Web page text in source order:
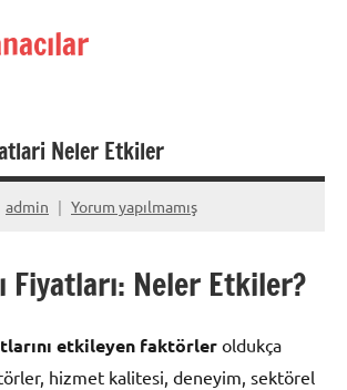
Neler Etkiler
admin Yorum yapılmamış
Fiyatları: Neler Etkiler?
etkileyen faktörler oldukça
hizmet kalitesi, deneyim, sektörel